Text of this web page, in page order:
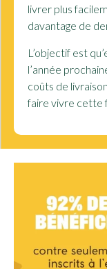
livrer plus
davantage de
L’objectif est
l’année
coûts de
faire vivre cette